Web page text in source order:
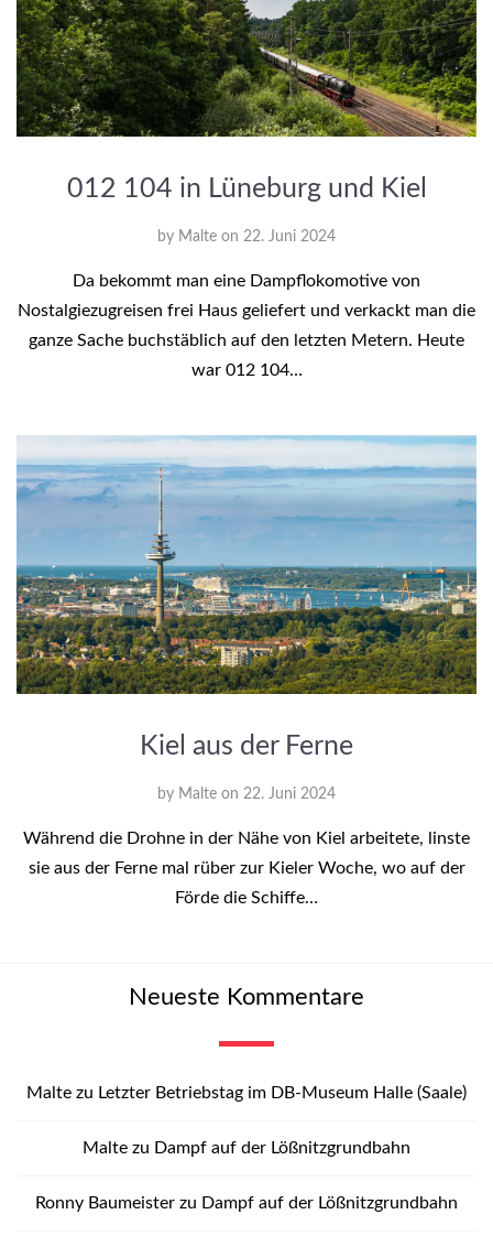
012 104 in Lüneburg und Kiel
by Malte on 22. Juni 2024
Da bekommt man eine Dampflokomotive von
Nostalgiezugreisen frei Haus geliefert und verkackt man die
ganze Sache buchstäblich auf den letzten Metern. Heute
war 012 104…
Kiel aus der Ferne
by Malte on 22. Juni 2024
Während die Drohne in der Nähe von Kiel arbeitete, linste
sie aus der Ferne mal rüber zur Kieler Woche, wo auf der
Förde die Schiffe…
Neueste Kommentare
Malte zu Letzter Betriebstag im DB-Museum Halle (Saale)
Malte zu Dampf auf der Lößnitzgrundbahn
Ronny Baumeister zu Dampf auf der Lößnitzgrundbahn